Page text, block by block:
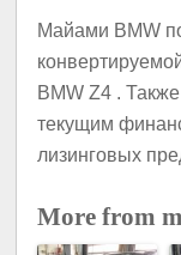
Майами BMW
BMW Z4 .
текущим
лизинговых
More from